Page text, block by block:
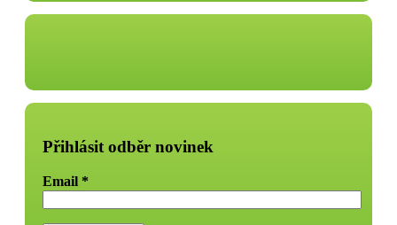
Přihlásit odběr novinek
Email *